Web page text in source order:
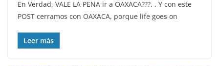
En Verdad, VALE LA PENA ir a OAXACA???. . Y con este
POST cerramos con OAXACA, porque life goes on
Leer más